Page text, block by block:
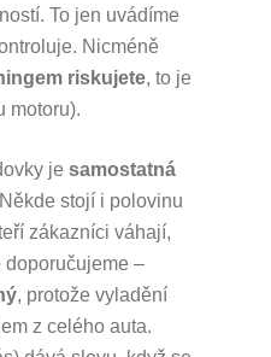
To jen uvádíme
Nicméně
riskujete, to je
motoru).
je samostatná
stojí i polovinu
zákazníci váhají,
doporučujeme –
, protože vyladění
z celého auta.